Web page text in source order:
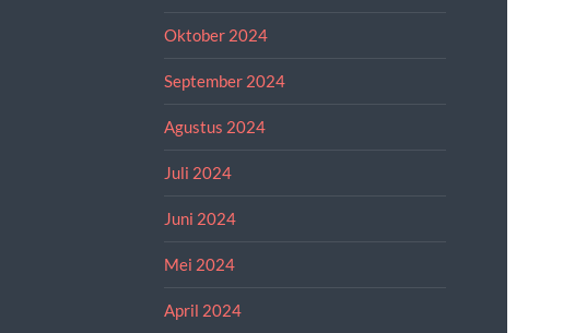
Oktober 2024
September 2024
Agustus 2024
Juli 2024
Juni 2024
Mei 2024
April 2024